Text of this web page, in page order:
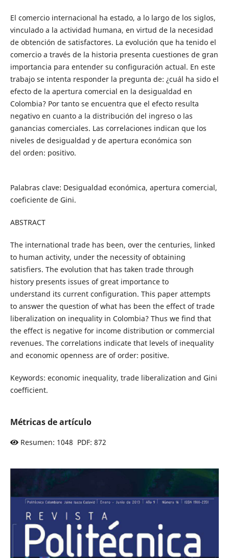
El comercio internacional ha estado, a lo largo de los siglos,
vinculado a la actividad humana, en virtud de la necesidad
de obtención de satisfactores. La evolución que ha tenido el
comercio a través de la historia presenta cuestiones de gran
importancia para entender su configuración actual. En este
trabajo se intenta responder la pregunta de: ¿cuál ha sido el
efecto de la apertura comercial en la desigualdad en
Colombia? Por tanto se encuentra que el efecto resulta
negativo en cuanto a la distribución del ingreso o las
ganancias comerciales. Las correlaciones indican que los
niveles de desigualdad y de apertura económica son
del orden: positivo.
Palabras clave: Desigualdad económica, apertura comercial,
coeficiente de Gini.
ABSTRACT
The international trade has been, over the centuries, linked
to human activity, under the necessity of obtaining
satisfiers. The evolution that has taken trade through
history presents issues of great importance to
understand its current configuration. This paper attempts
to answer the question of what has been the effect of trade
liberalization on inequality in Colombia? Thus we find that
the effect is negative for income distribution or commercial
revenues. The correlations indicate that levels of inequality
and economic openness are of order: positive.
Keywords: economic inequality, trade liberalization and Gini
coefficient.
Métricas de artículo
Resumen: 1048 PDF: 872